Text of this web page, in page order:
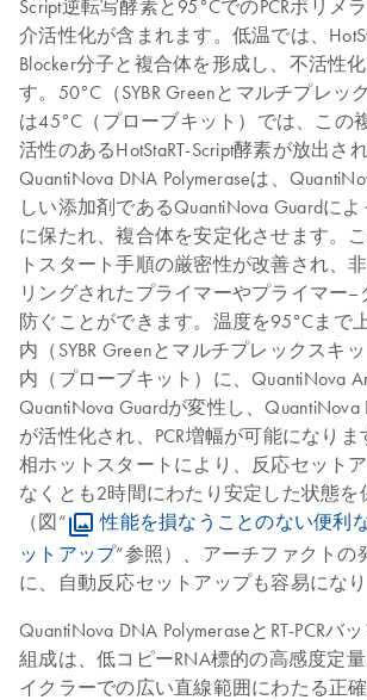
Script逆転写酵素と95°CでのPCRポリメ
介活性化が含まれます。低温では、
Blocker分子と複合体を形成し、不活性
す。50°C（SYBR Greenとマルチプレッ
は45°C（プローブキット）では、この
活性のあるHotStaRT-Script酵素が放出され
QuantiNova DNA Polymeraseは、
しい添加剤であるQuantiNova Guardに
に保たれ、複合体を安定化させます。
トスタート手順の厳密性が改善され、
リングされたプライマーやプライマー–
防ぐことができます。温度を95°Cまで
内（SYBR Greenとマルチプレックスキ
内（プローブキット）に、QuantiNova
QuantiNova Guardが変性し、QuantiNova
が活性化され、PCR増幅が可能になり
相ホットスタートにより、反応セット
なくとも2時間にわたり安定した状態を
（図“
性能を損なうことのない便利
ットアップ”参照）、アーチファクトの
に、自動反応セットアップも容易になり
QuantiNova DNA PolymeraseとRT-PCRバ
組成は、低コピーRNA標的の高感度定
イクラーでの広い直線範囲にわたる正